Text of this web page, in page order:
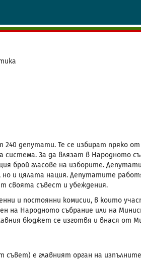
депутати. Те се избират пряко
система. За да влязат в Народното
брой гласове на изборите.
но и цялата нация. Депутатите
своята съвест и убеждения.
и постоянни комисии, в които
на Народното събрание или на
бюджет се изготвя и внася от
е главният орган на